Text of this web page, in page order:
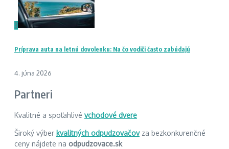
3
Príprava auta na letnú dovolenku: Na čo vodiči často zabúdajú
4. júna 2026
Partneri
Kvalitné a spoľahlivé vchodové dvere
Široký výber kvalitných odpudzovačovza bezkonkurenčné
ceny nájdete na odpudzovace.sk